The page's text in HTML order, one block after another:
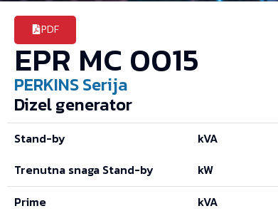
PDF
EPR MC 0015
PERKINSSerija
Dizel generator
Stand-by kVA
Trenutna snaga Stand-by
kW
Prime
kVA